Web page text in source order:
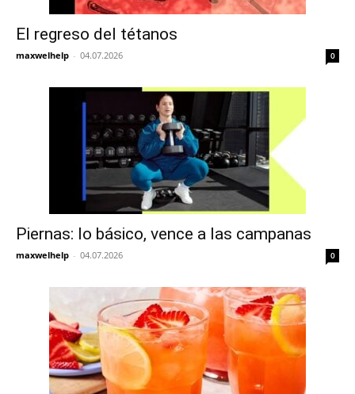
El regreso del tétanos
maxwelhelp - 04.07.2026 0
Piernas: lo básico, vence a las campanas
maxwelhelp - 04.07.2026 0